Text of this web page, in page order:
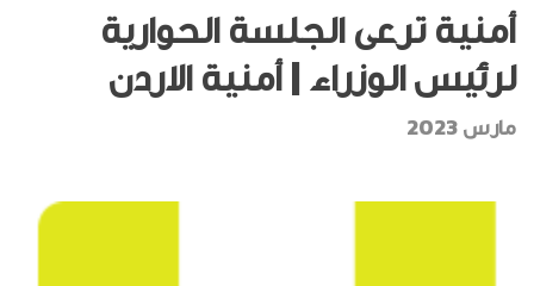
أمنية ترعى الجلسة الحوارية
لرئيس الوزراء | أمنية الاردن
مارس 2023